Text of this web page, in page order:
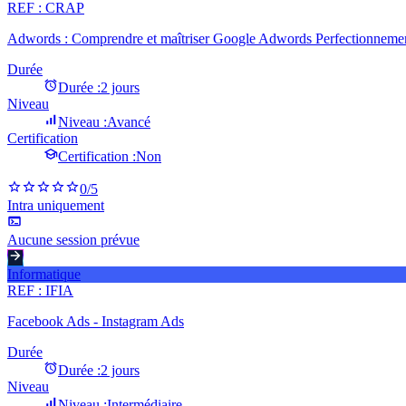
REF : CRAP
Adwords : Comprendre et maîtriser Google Adwords
Durée
Durée :2 jours
Niveau
Niveau :Avancé
Certification
Certification :Non
0/5
Intra uniquement
Aucune session prévue
Informatique
REF : IFIA
Facebook Ads - Instagram Ads
Durée
Durée :2 jours
Niveau